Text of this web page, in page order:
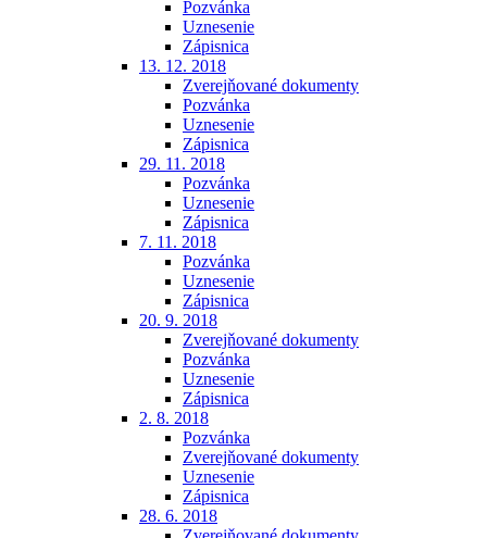
Pozvánka
Uznesenie
Zápisnica
13. 12. 2018
Zverejňované dokumenty
Pozvánka
Uznesenie
Zápisnica
29. 11. 2018
Pozvánka
Uznesenie
Zápisnica
7. 11. 2018
Pozvánka
Uznesenie
Zápisnica
20. 9. 2018
Zverejňované dokumenty
Pozvánka
Uznesenie
Zápisnica
2. 8. 2018
Pozvánka
Zverejňované dokumenty
Uznesenie
Zápisnica
28. 6. 2018